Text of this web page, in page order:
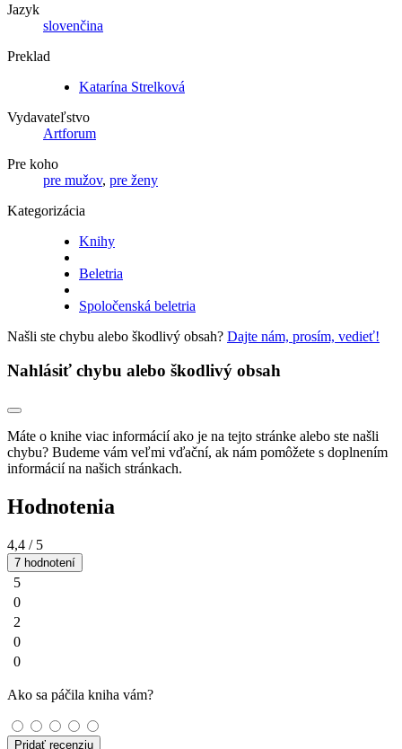
Jazyk
slovenčina
Preklad
Katarína Strelková
Vydavateľstvo
Artforum
Pre koho
pre mužov, pre ženy
Kategorizácia
Knihy
Beletria
Spoločenská beletria
Našli ste chybu alebo škodlivý obsah? Dajte nám, prosím, vedieť!
Nahlásiť chybu alebo škodlivý obsah
Máte o knihe viac informácií ako je na tejto stránke alebo ste našli
chybu? Budeme vám veľmi vďační, ak nám pomôžete s doplnením
informácií na našich stránkach.
Hodnotenia
4,4 / 5
7 hodnotení
5
0
2
0
0
Ako sa páčila kniha vám?
Pridať recenziu